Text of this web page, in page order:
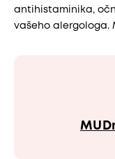
antihistaminika,
vašeho alergologa.